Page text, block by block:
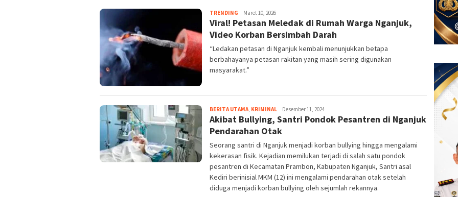
TRENDING Redaksi
Maret 10, 2026
Viral! Petasan Meledak di Rumah Warga Nganjuk,
Video Korban Bersimbah Darah
“Ledakan petasan di Nganjuk kembali menunjukkan betapa
berbahayanya petasan rakitan yang masih sering digunakan
masyarakat.”
BERITA UTAMA KRIMINAL Rizal
Purnomo
Desember 11, 2024
Akibat Bullying, Santri Pondok Pesantren di Nganjuk
Pendarahan Otak
Seorang santri di Nganjuk menjadi korban bullying hingga mengalami
kekerasan fisik. Kejadian memilukan terjadi di salah satu pondok
pesantren di Kecamatan Prambon, Kabupaten Nganjuk, Santri asal
Kediri berinisial MKM (12) ini mengalami pendarahan otak setelah
diduga menjadi korban bullying oleh sejumlah rekannya.